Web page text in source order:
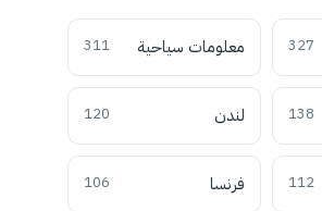
327 معلومات سياحية 311
138 لندن 120
112 فرنسا 106